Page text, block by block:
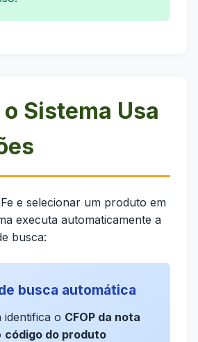
o Sistema Usa
e selecionar um produto em
executa automaticamente a
busca:
busca automática
identifica o CFOP da nota
código do produto